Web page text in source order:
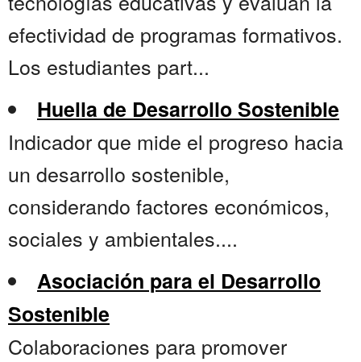
efectividad de programas formativos.
Los estudiantes part...
Huella de Desarrollo Sostenible
Indicador que mide el progreso hacia
un desarrollo sostenible,
considerando factores económicos,
sociales y ambientales....
Asociación para el Desarrollo
Sostenible
Colaboraciones para promover